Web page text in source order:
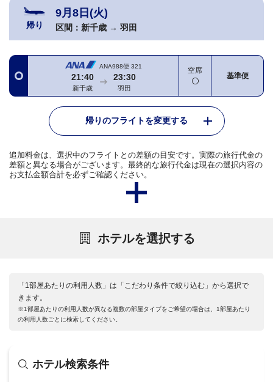
帰り
9月8日(火)
区間： 新千歳 → 羽田
ANA988便 321
21:40
新千歳
23:30
羽田
空席
基準便
帰りのフライトを変更する
追加料金は、選択中のフライトとの差額の目安です。実際の旅行代金の
差額と異なる場合がございます。最終的な旅行代金は現在の選択内容の
お支払金額合計を必ずご確認ください。
ホテルを選択する
「1部屋あたりの利用人数」は「こだわり条件で絞り込む」から選択で
きます。
※1部屋あたりの利用人数が異なる複数の部屋タイプをご希望の場合は、1部屋あたり
の利用人数ごとに検索してください。
ホテル検索条件